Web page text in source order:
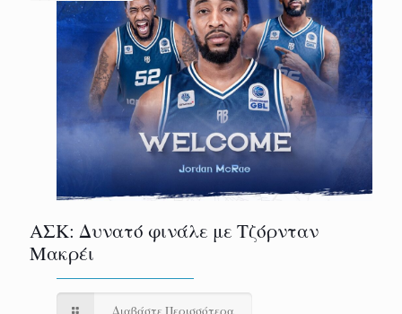
ΑΣΚ: Δυνατό φινάλε με Τζόρνταν
Μακρέι